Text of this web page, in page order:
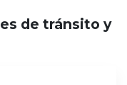
de tránsito y